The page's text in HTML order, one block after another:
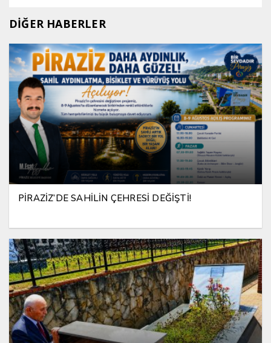
DİĞER HABERLER
PİRAZİZ’DE SAHİLİN ÇEHRESİ DEĞİŞTİ!